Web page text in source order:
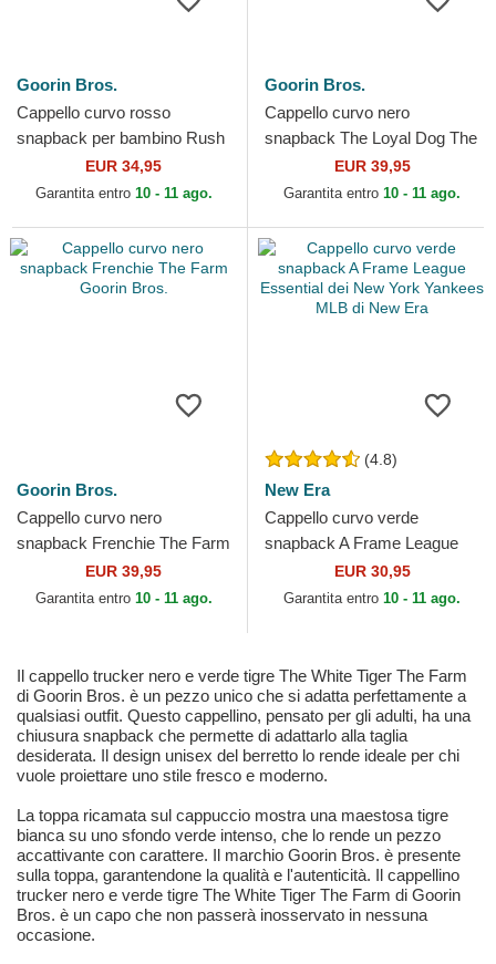
Goorin Bros.
Cappello curvo rosso
snapback per bambino Rush
Wild The Farm Goorin Bros.
EUR 34,95
Garantita entro 10 - 11 ago.
Goorin Bros.
Cappello curvo nero
snapback The Loyal Dog The
Farm Goorin Bros.
EUR 39,95
Garantita entro 10 - 11 ago.
Goorin Bros.
Cappello curvo nero
snapback Frenchie The Farm
Goorin Bros.EUR 39,95
Garantita entro 10 - 11 ago.
(4.8)
New Era
Cappello curvo verde
snapback A Frame League
Essential dei New York
Yankees MLB di New Era
EUR 30,95
Garantita entro 10 - 11 ago.
Il cappello trucker nero e verde tigre The White Tiger The Farm
di Goorin Bros. è un pezzo unico che si adatta perfettamente a
qualsiasi outfit. Questo cappellino, pensato per gli adulti, ha una
chiusura snapback che permette di adattarlo alla taglia
desiderata. Il design unisex del berretto lo rende ideale per chi
vuole proiettare uno stile fresco e moderno.
La toppa ricamata sul cappuccio mostra una maestosa tigre
bianca su uno sfondo verde intenso, che lo rende un pezzo
accattivante con carattere. Il marchio Goorin Bros. è presente
sulla toppa, garantendone la qualità e l'autenticità. Il cappellino
trucker nero e verde tigre The White Tiger The Farm di Goorin
Bros. è un capo che non passerà inosservato in nessuna
occasione.